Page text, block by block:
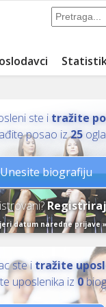
ste i tražite
posao iz25
Unesite biografiju
datum naredne prijave »
ste i tražite
uposlenika iz0